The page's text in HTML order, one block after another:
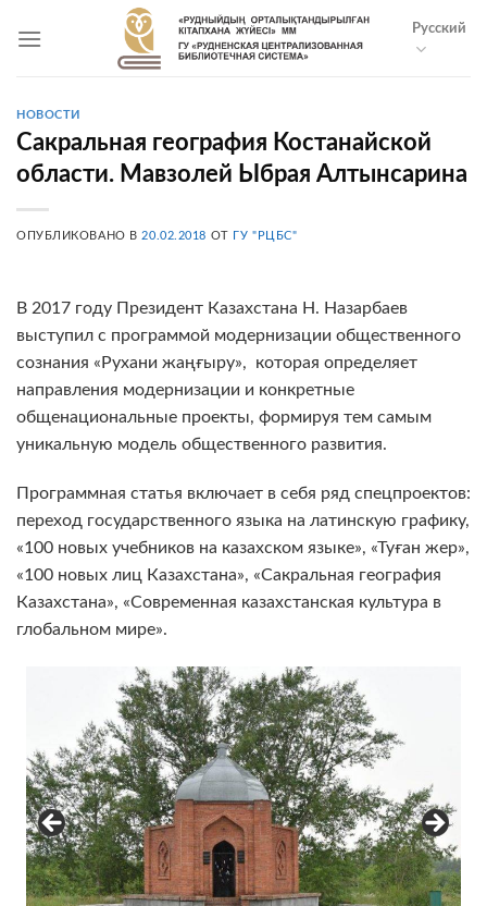
Русский
НОВОСТИ
Сакральная география Костанайской
области. Мавзолей Ыбрая Алтынсарина
ОПУБЛИКОВАНО В20.02.2018 ОТ ГУ "РЦБС"
В 2017 году Президент Казахстана Н. Назарбаев
выступил с программой модернизации общественного
сознания «Рухани жаңғыру», которая определяет
направления модернизации и конкретные
общенациональные проекты, формируя тем самым
уникальную модель общественного развития.
Программная статья включает в себя ряд спецпроектов:
переход государственного языка на латинскую графику,
«100 новых учебников на казахском языке», «Туған жер»,
«100 новых лиц Казахстана», «Сакральная география
Казахстана», «Современная казахстанская культура в
глобальном мире».